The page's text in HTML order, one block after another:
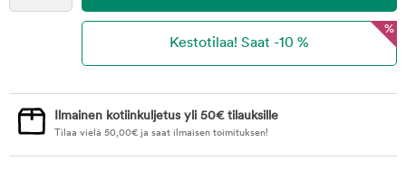
%
Ilmainen kotiinkuljetus yli 50€ tilauksille
Tilaa vielä 50,00€ ja saat ilmaisen toimituksen!